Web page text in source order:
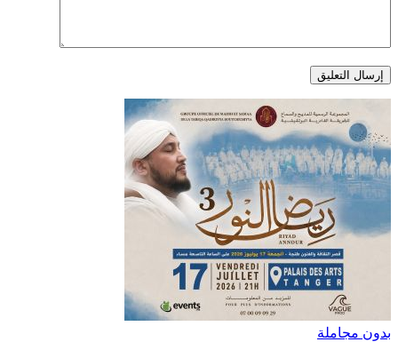
بدون مجاملة